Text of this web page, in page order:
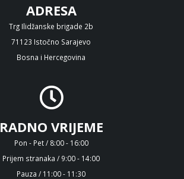
ADRESA
Trg Ilidžanske brigade 2b
71123 Istočno Sarajevo
Bosna i Hercegovina
RADNO VRIJEME
Pon - Pet / 8:00 - 16:00
Prijem stranaka / 9:00 - 14:00
Pauza / 11:00 - 11:30